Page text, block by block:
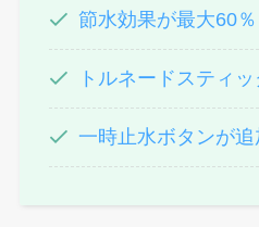
節水効果が最大60％
トルネードスティ
一時止水ボタンが追